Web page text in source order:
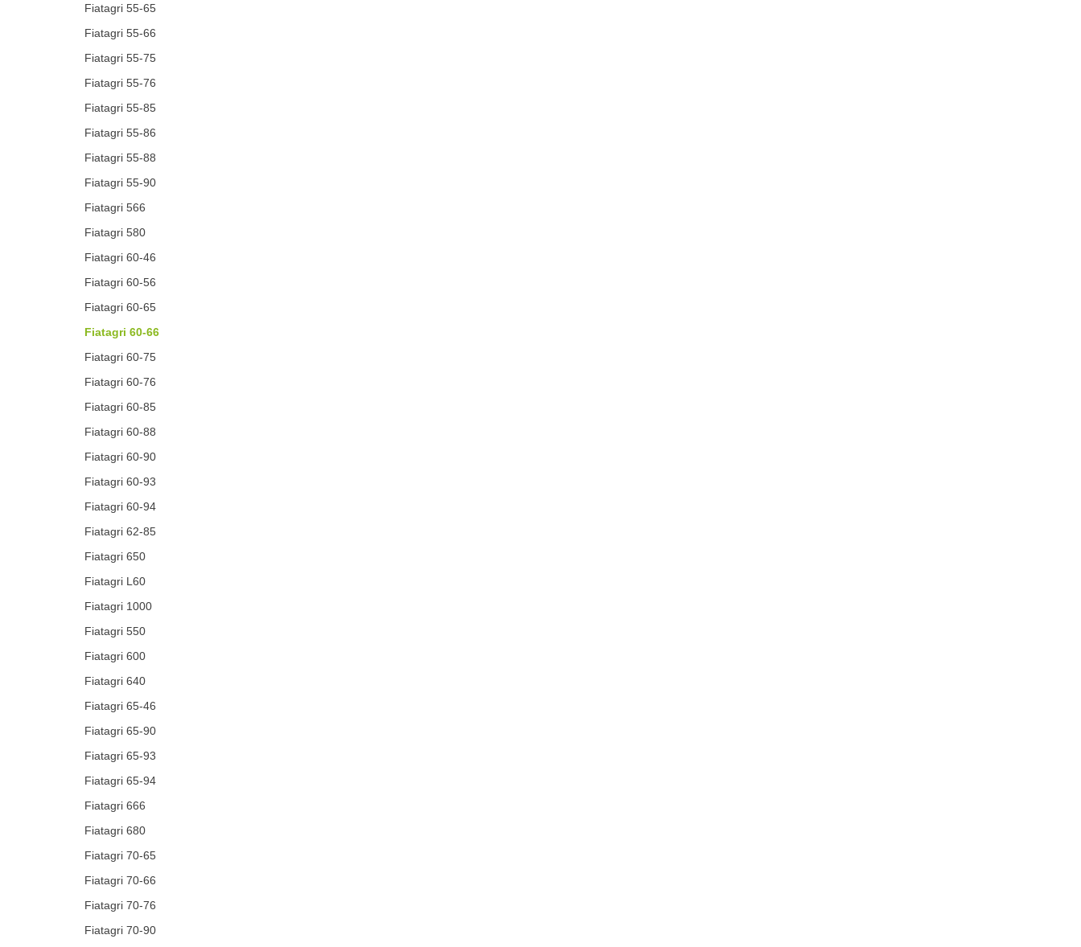
Fiatagri 55-65
Fiatagri 55-66
Fiatagri 55-75
Fiatagri 55-76
Fiatagri 55-85
Fiatagri 55-86
Fiatagri 55-88
Fiatagri 55-90
Fiatagri 566
Fiatagri 580
Fiatagri 60-46
Fiatagri 60-56
Fiatagri 60-65
Fiatagri 60-66
Fiatagri 60-75
Fiatagri 60-76
Fiatagri 60-85
Fiatagri 60-88
Fiatagri 60-90
Fiatagri 60-93
Fiatagri 60-94
Fiatagri 62-85
Fiatagri 650
Fiatagri L60
Fiatagri 1000
Fiatagri 550
Fiatagri 600
Fiatagri 640
Fiatagri 65-46
Fiatagri 65-90
Fiatagri 65-93
Fiatagri 65-94
Fiatagri 666
Fiatagri 680
Fiatagri 70-65
Fiatagri 70-66
Fiatagri 70-76
Fiatagri 70-90